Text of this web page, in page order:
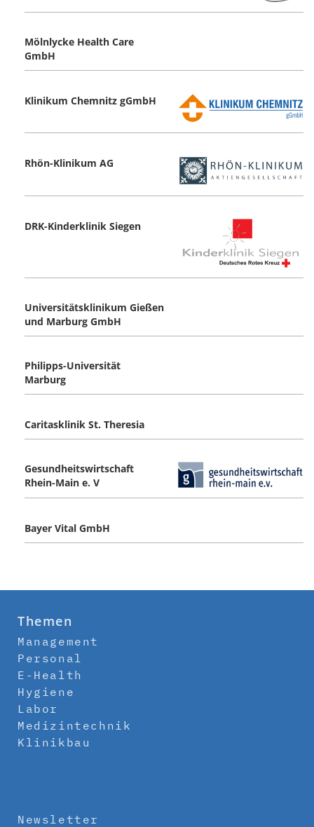
Mölnlycke Health Care
GmbH
Klinikum Chemnitz gGmbH
Rhön-Klinikum AG
DRK-Kinderklinik Siegen
Universitätsklinikum Gießen
und Marburg GmbH
Philipps-Universität
Marburg
Caritasklinik St. Theresia
Gesundheitswirtschaft
Rhein-Main e. V
Bayer Vital GmbH
Themen
Management
Personal
E-Health
Hygiene
Labor
Medizintechnik
Klinikbau
Newsletter